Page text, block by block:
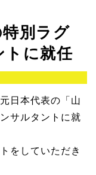
別ラグ
トに就任
日本代表の「山
サルタントに就
をしていただき